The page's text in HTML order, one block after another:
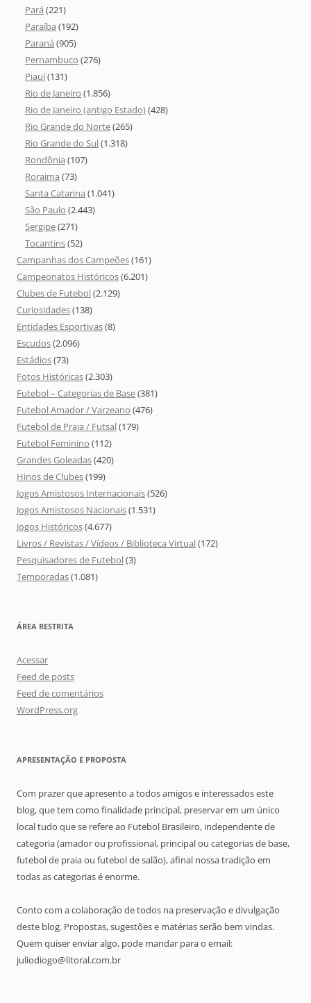
Pará (221)
Paraíba (192)
Paraná (905)
Pernambuco (276)
Piauí(131)
Rio de Janeiro (1.856)
Rio de Janeiro (antigo Estado)(428)
Rio Grande do Norte(265)
Rio Grande do Sul(1.318)
Rondônia (107)
Roraima (73)
Santa Catarina (1.041)
São Paulo (2.443)
Sergipe(271)
Tocantins(52)
Campanhas dos Campeões(161)
Campeonatos Históricos(6.201)
Clubes de Futebol(2.129)
Curiosidades(138)
Entidades Esportivas(8)
Escudos(2.096)
Estádios(73)
Fotos Históricas(2.303)
Futebol – Categorias de Base(381)
Futebol Amador / Varzeano (476)
Futebol de Praia / Futsal(179)
Futebol Feminino (112)
Grandes Goleadas(420)
Hinos de Clubes(199)
Jogos Amistosos Internacionais(526)
Jogos Amistosos Nacionais(1.531)
Jogos Históricos(4.677)
Livros / Revistas / Vídeos / Biblioteca Virtual(172)
Pesquisadores de Futebol(3)
Temporadas(1.081)
ÁREA RESTRITA
Acessar
Feed de posts
Feed de comentários
WordPress.org
APRESENTAÇÃO E PROPOSTA
Com prazer que apresento a todos amigos e interessados este
blog, que tem como finalidade principal, preservar em um único
local tudo que se refere ao Futebol Brasileiro, independente de
categoria (amador ou profissional, principal ou categorias de base,
futebol de praia ou futebol de salão), afinal nossa tradição em
todas as categorias é enorme.
Conto com a colaboração de todos na preservação e divulgação
deste blog. Propostas, sugestões e matérias serão bem vindas.
Quem quiser enviar algo, pode mandar para o email:
juliodiogo@litoral.com.br